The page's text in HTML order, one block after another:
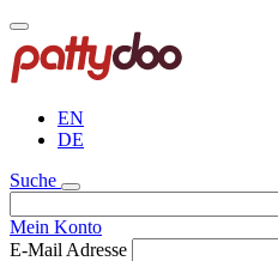
Direkt
zum
Inhalt
EN
DE
Suche
Mein Konto
E-Mail Adresse